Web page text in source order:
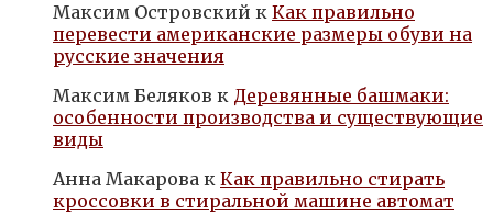
Максим Островский к Как правильно
перевести американские размеры обуви на
русские значения
Максим Беляков к Деревянные башмаки:
особенности производства и существующие
виды
Анна Макарова к Как правильно стирать
кроссовки в стиральной машине автомат